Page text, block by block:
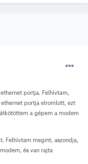
portja. Felhívtam,
portja elromlott, ezt
a gépem a modem
Felhívtam megint, aszondja,
és van rajta